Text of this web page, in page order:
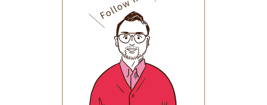
2025年9月(30)
2025年8月(31)
2025年7月(37)
2025年6月(48)
2025年5月
(41)
2025年4月
(32)